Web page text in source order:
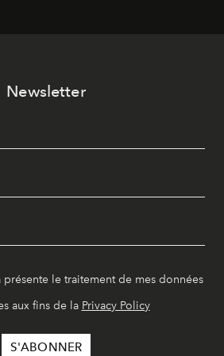
Newsletter
le traitement de mes données
aux fins de la Privacy Policy